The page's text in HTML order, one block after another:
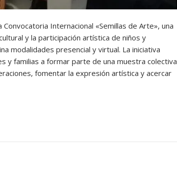
Internacional «Semillas de Arte», una
y la participación artística de niños y
modalidades presencial y virtual. La iniciativa
y familias a formar parte de una muestra colectiva
fomentar la expresión artística y acercar